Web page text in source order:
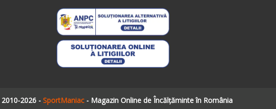
2026 - SportManiac - Magazin Online de Încălțăminte în România